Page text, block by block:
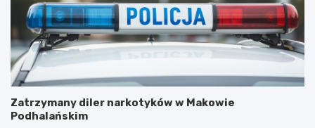
Zatrzymany diler narkotyków w Makowie
Podhalańskim